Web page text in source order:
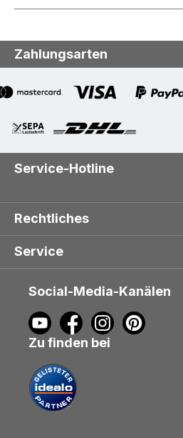
Zahlungsarten
Service-Hotline
Rechtliches
Service
Social-Media-Kanälen
Zu finden bei